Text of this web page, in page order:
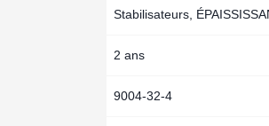
Stabilisateurs,
2 ans
9004-32-4